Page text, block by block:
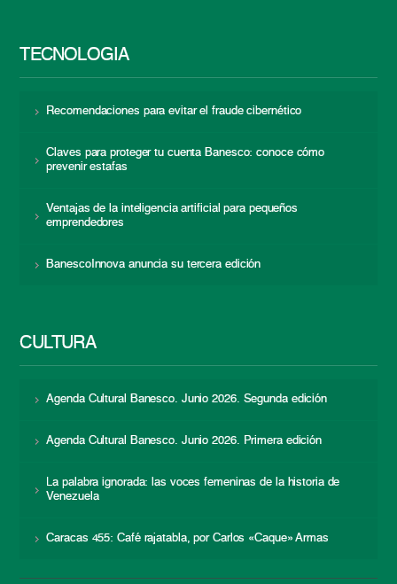
TECNOLOGÍA
Recomendaciones para evitar el fraude cibernético
Claves para proteger tu cuenta Banesco: conoce cómo
prevenir estafas
Ventajas de la inteligencia artificial para pequeños
emprendedores
BanescoInnova anuncia su tercera edición
CULTURA
Agenda Cultural Banesco. Junio 2026. Segunda edición
Agenda Cultural Banesco. Junio 2026. Primera edición
La palabra ignorada: las voces femeninas de la historia de
Venezuela
Caracas 455: Café rajatabla, por Carlos «Caque» Armas